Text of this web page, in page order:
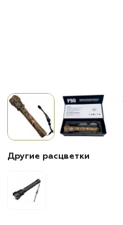
Другие расцветки